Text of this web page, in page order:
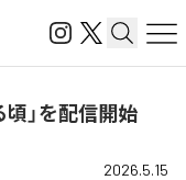
」を配信開始
2026.5.15